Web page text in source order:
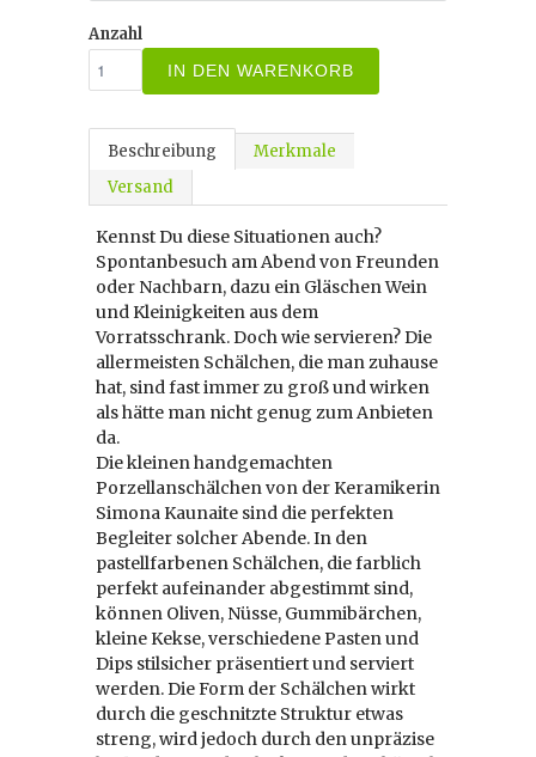
Anzahl
IN DEN WARENKORB
Beschreibung
Merkmale
Versand
Kennst Du diese Situationen auch?
Spontanbesuch am Abend von Freunden
oder Nachbarn, dazu ein Gläschen Wein
und Kleinigkeiten aus dem
Vorratsschrank. Doch wie servieren? Die
allermeisten Schälchen, die man zuhause
hat, sind fast immer zu groß und wirken
als hätte man nicht genug zum Anbieten
da.
Die kleinen handgemachten
Porzellanschälchen von der Keramikerin
Simona Kaunaite sind die perfekten
Begleiter solcher Abende. In den
pastellfarbenen Schälchen, die farblich
perfekt aufeinander abgestimmt sind,
können Oliven, Nüsse, Gummibärchen,
kleine Kekse, verschiedene Pasten und
Dips stilsicher präsentiert und serviert
werden. Die Form der Schälchen wirkt
durch die geschnitzte Struktur etwas
streng, wird jedoch durch den unpräzise